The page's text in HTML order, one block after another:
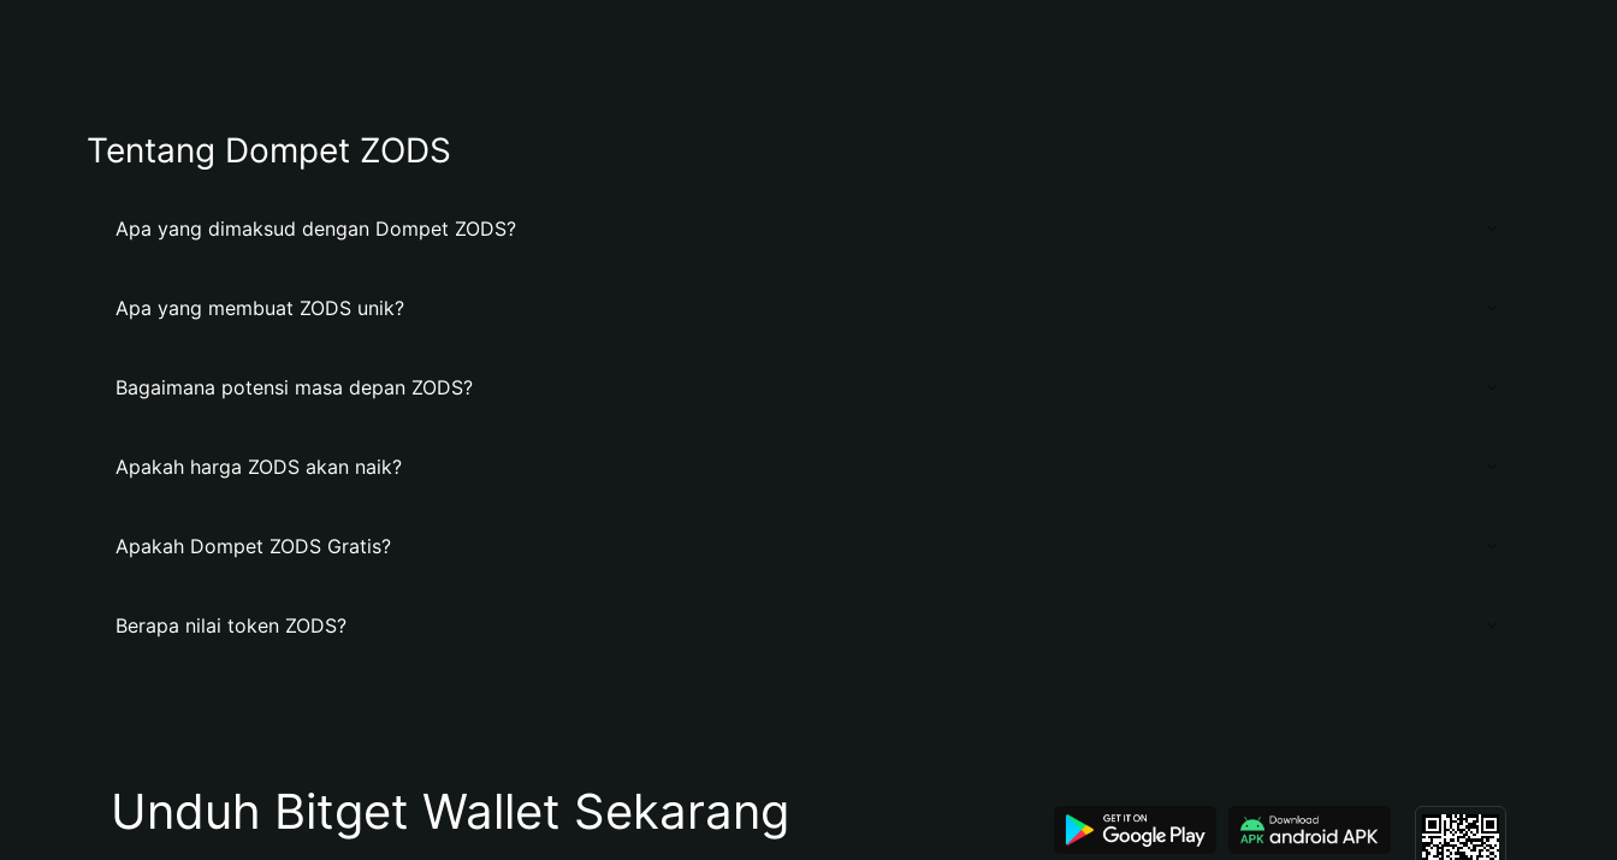
Tentang Dompet ZODS
Apa yang dimaksud dengan Dompet ZODS?
Apa yang membuat ZODS unik?
Bagaimana potensi masa depan ZODS?
Apakah harga ZODS akan naik?
Apakah Dompet ZODS Gratis?
Berapa nilai token ZODS?
Unduh Bitget Wallet Sekarang